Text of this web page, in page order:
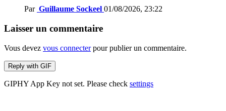
Par Guillaume Sockeel 01/08/2026, 23:22
Laisser un commentaire
Vous devez vous connecterpour publier un commentaire.
Reply with GIF
GIPHY App Key not set. Please check settings